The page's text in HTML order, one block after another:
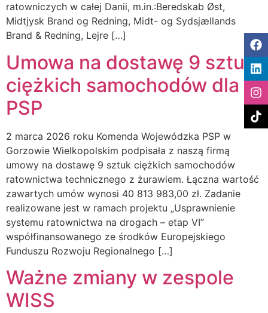
ratowniczych w całej Danii, m.in.:Beredskab Øst,
Midtjysk Brand og Redning, Midt- og Sydsjællands
Brand & Redning, Lejre […]
Umowa na dostawę 9 sztuk
ciężkich samochodów dla
PSP
2 marca 2026 roku Komenda Wojewódzka PSP w
Gorzowie Wielkopolskim podpisała z naszą firmą
umowy na dostawę 9 sztuk ciężkich samochodów
ratownictwa technicznego z żurawiem. Łączna wartość
zawartych umów wynosi 40 813 983,00 zł. Zadanie
realizowane jest w ramach projektu „Usprawnienie
systemu ratownictwa na drogach – etap VI”
współfinansowanego ze środków Europejskiego
Funduszu Rozwoju Regionalnego […]
Ważne zmiany w zespole
WISS